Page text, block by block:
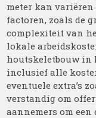
meter kan
factoren, zoals de
complexiteit van
lokale
houtskeletbouw in
inclusief alle
eventuele extra’s
verstandig om
aannemers om